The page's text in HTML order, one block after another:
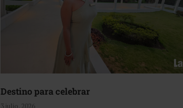
Destino para celebrar
3 julio, 2026